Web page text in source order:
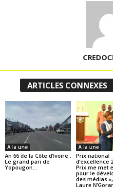
ARTICLES CONNEXES
A la une
An 66 de la Côte d’Ivoire :
Le grand pari de
Yopougon…
A la une
Prix national
d’excellence
Prix me met
pour le
des médias
Laure